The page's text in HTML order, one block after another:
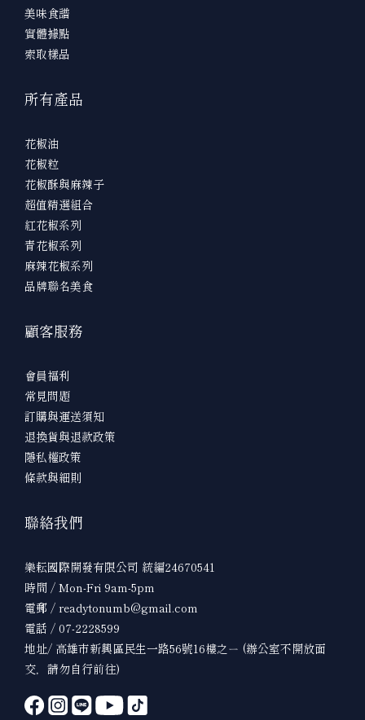
美味食譜
實體據點
索取樣品
所有產品
花椒油
花椒粒
花椒酥與麻辣子
超值精選組合
紅花椒系列
青花椒系列
麻辣花椒系列
品牌聯名美食
顧客服務
會員福利
常見問題
訂購與運送須知
退換貨與退款政策
隱私權政策
條款與細則
聯絡我們
樂耘國際開發有限公司 統編24670541
時間 / Mon-Fri 9am-5pm
電郵 / readytonumb@gmail.com
電話 / 07-2228599
地址/ 高雄市新興區民生一路56號16樓之ㄧ (辦公室不開放面
交，請勿自行前往)